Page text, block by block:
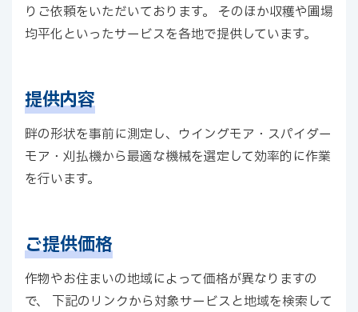
りご依頼をいただいております。 そのほか収穫や圃場
均平化といったサービスを各地で提供しています。
提供内容
畔の形状を事前に測定し、ウイングモア・スパイダー
モア・刈払機から最適な機械を選定して効率的に作業
を行います。
ご提供価格
作物やお住まいの地域によって価格が異なりますの
で、 下記のリンクから対象サービスと地域を検索して